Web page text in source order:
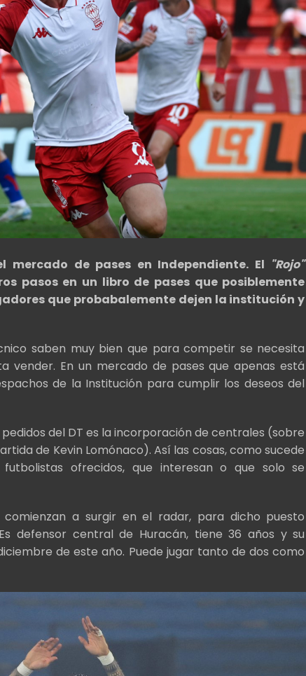
mercado de pases en Independiente. El "Rojo"
pasos en un libro de pases que posiblemente
que probabalemente dejen la institución y
saben muy bien que para competir se necesita
vender. En un mercado de pases que apenas está
de la Institución para cumplir los deseos del
del DT es la incorporación de centrales (sobre
de Kevin Lomónaco). Así las cosas, como sucede
ofrecidos, que interesan o que solo se
a surgir en el radar, para dicho puesto
defensor central de Huracán, tiene 36 años y su
de este año. Puede jugar tanto de dos como